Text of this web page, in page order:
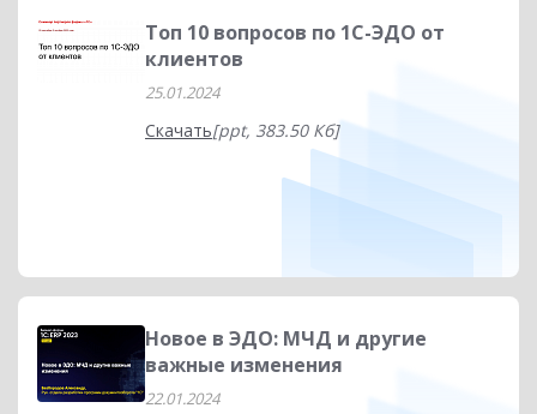
Топ 10 вопросов по 1С-ЭДО от
клиентов
25.01.2024
Скачать[ppt, 383.50 Кб]
Новое в ЭДО: МЧД и другие
важные изменения
22.01.2024